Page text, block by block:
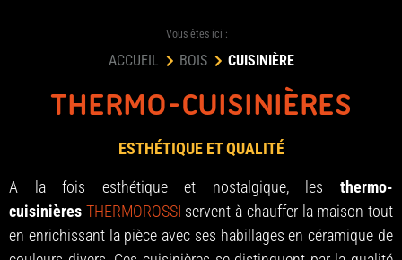
Vous êtes ici :
ACCUEIL BOIS CUISINIÈRE
THERMO-CUISINIÈRES
ESTHÉTIQUE ET QUALITÉ
A la fois esthétique et nostalgique, les thermo-
cuisinières THERMOROSSI servent à chauffer la maison tout
en enrichissant la pièce avec ses habillages en céramique de